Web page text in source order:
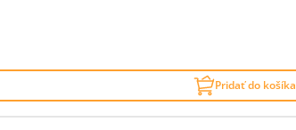
Pridať do košíka